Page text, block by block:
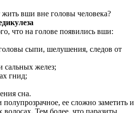
жить вши вне головы человека?
что на голове появились вши:
сыпи, шелушения, следов от
сальных желез;
гнид;
сна.
ее сложно заметить и
Тем более, что паразиты